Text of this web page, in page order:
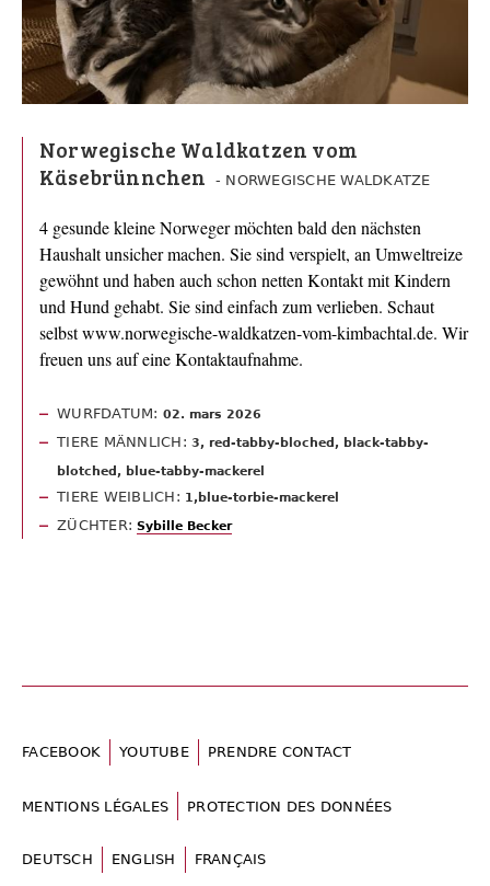
Norwegische Waldkatzen vom
Käsebrünnchen
- NORWEGISCHE WALDKATZE
4 gesunde kleine Norweger möchten bald den nächsten
Haushalt unsicher machen. Sie sind verspielt, an Umweltreize
gewöhnt und haben auch schon netten Kontakt mit Kindern
und Hund gehabt. Sie sind einfach zum verlieben. Schaut
selbst www.norwegische-waldkatzen-vom-kimbachtal.de. Wir
freuen uns auf eine Kontaktaufnahme.
WURFDATUM: 02. mars 2026
TIERE MÄNNLICH:3, red-tabby-bloched, black-tabby-
blotched, blue-tabby-mackerel
TIERE WEIBLICH: 1,blue-torbie-mackerel
ZÜCHTER:Sybille Becker
FACEBOOK YOUTUBE PRENDRE CONTACT
MENTIONS LÉGALES PROTECTION DES DONNÉES
DEUTSCH ENGLISH FRANÇAIS